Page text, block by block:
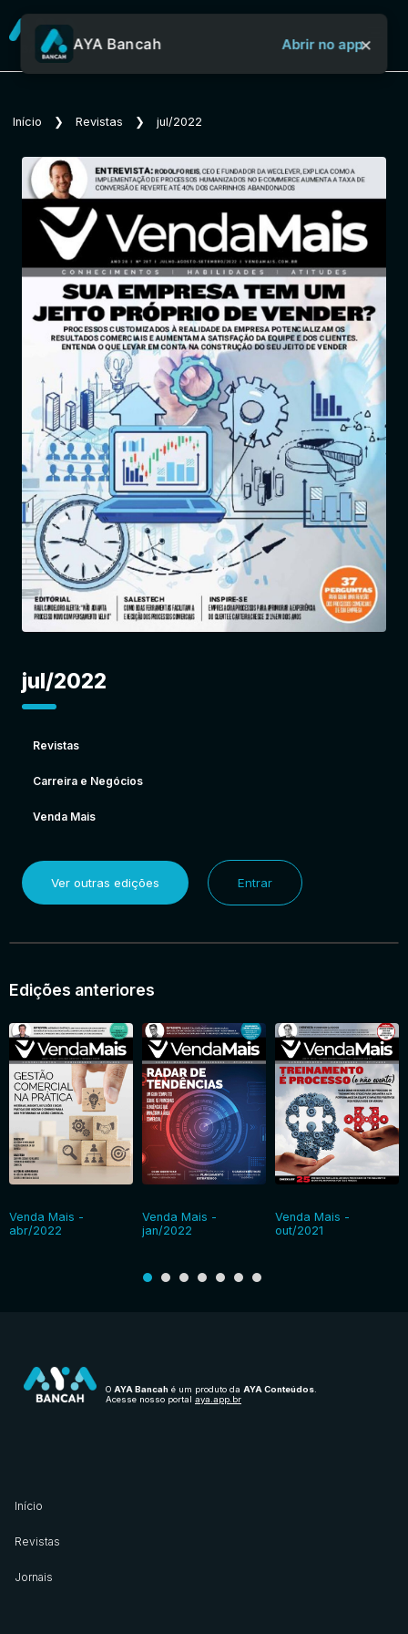
Sobre o Aya Bancah
Início
Revistas
Jornais
Notícias
Entrar
AYA Bancah Abrir no app×
Início ❯ Revistas ❯ jul/2022
jul/2022
Revistas
Carreira e Negócios
Venda Mais
Ver outras edições Entrar
Edições anteriores
Venda Mais -
abr/2022
Venda Mais -
jan/2022
Venda Mais -
out/2021
O AYA Bancah é um produto da AYA Conteúdos.
Acesse nosso portal aya.app.br
Início
Revistas
Jornais